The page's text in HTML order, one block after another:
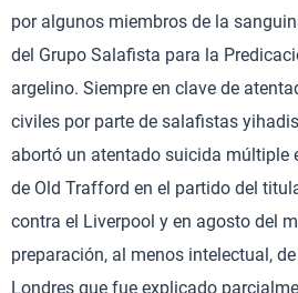
por algunos miembros de la
del Grupo Salafista para la
argelino. Siempre en clave de
civiles por parte de salafistas
abortó un atentado suicida múltiple
de Old Trafford en el partido del
contra el Liverpool y en agosto del
preparación, al menos intelectual,
Londres que fue explicado